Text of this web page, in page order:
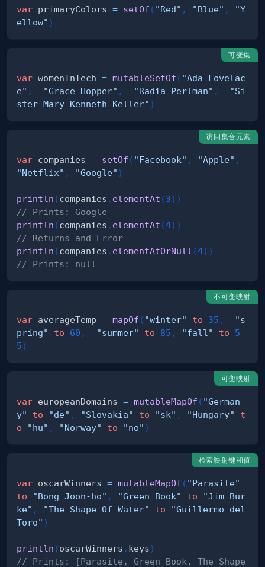
var primaryColors = setOf ( "Red" , "Blue" ,
"Y
ellow" )
可变集
var womenInTech = mutableSetOf ( "Ada Lovelac
e" , "Grace Hopper" , "Radia Perlman" ,
"Si
ster Mary Kenneth Keller" )
访问集合元素
var companies = setOf ( "Facebook" , "Apple" ,
"Netflix" , "Google" )
println (companies . elementAt (3) )
// Prints: Google
println (companies . elementAt (4) )
// Returns and Error
println (companies . elementAtOrNull (4) )
// Prints: null
不可变映射
var averageTemp = mapOf ( "winter" to 35 ,
"s
pring"
to 60 , "summer" to 85 , "fall" to
5
5)
可变映射
var europeanDomains = mutableMapOf ( "German
y"
to "de" , "Slovakia" to "sk" , "Hungary"
t
o
"hu" , "Norway" to "no" )
检索映射键和值
var oscarWinners = mutableMapOf ( "Parasite"
to
"Bong Joon-ho" , "Green Book" to
"Jim Bur
ke" , "The Shape Of Water" to
"Guillermo del
Toro" )
println (oscarWinners . keys)
// Prints: [Parasite, Green Book, The Shape